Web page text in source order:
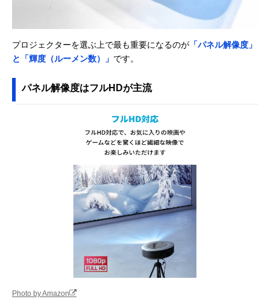
プロジェクターを選ぶ上で最も重要になるのが 「パネル解像度」
と「輝度（ルーメン数）」 です。
パネル解像度はフルHDが主流
Photo by Amazon